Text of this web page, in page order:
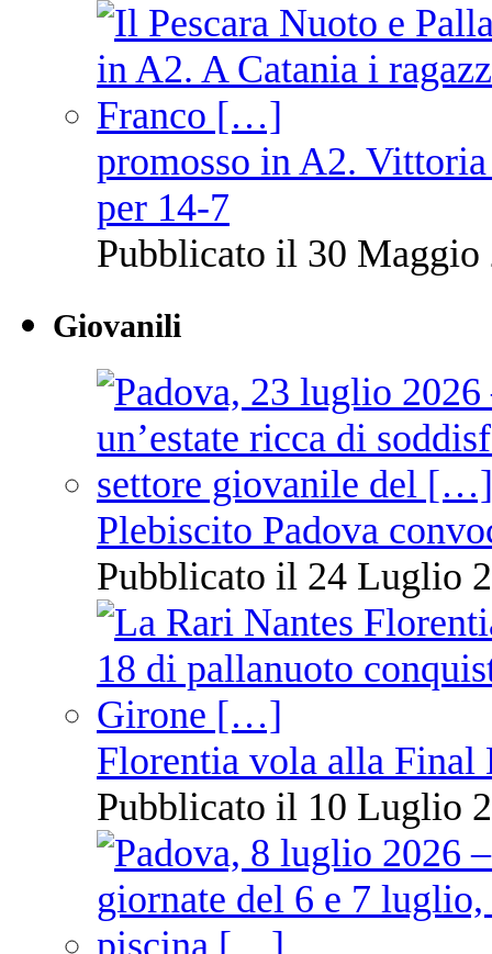
promosso in A2.
per 14-7
Pubblicato il 30 Maggio
Giovanili
Plebiscito Padova
Pubblicato il 24 Luglio
Florentia vola alla Final
Pubblicato il 10 Luglio